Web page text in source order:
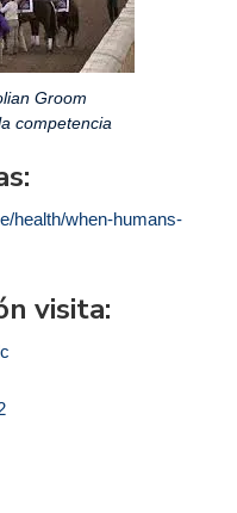
Groom
competencia
health/when-humans-
visita: